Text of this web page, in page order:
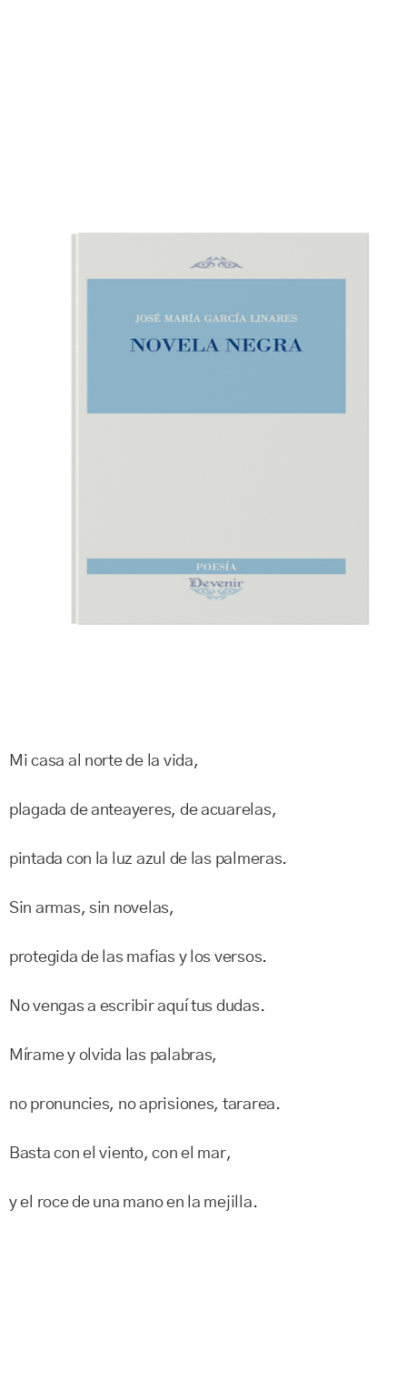
Mi casa al norte de la vida,
plagada de anteayeres, de acuarelas,
pintada con la luz azul de las palmeras.
Sin armas, sin novelas,
protegida de las mafias y los versos.
No vengas a escribir aquí tus dudas.
Mírame y olvida las palabras,
no pronuncies, no aprisiones, tararea.
Basta con el viento, con el mar,
y el roce de una mano en la mejilla.